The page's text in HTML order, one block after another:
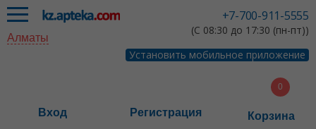
+7-700-911-5555
(С 08:30 до 17:30 (пн-пт))
Установить мобильное приложение
Алматы
Вход Регистрация Корзина